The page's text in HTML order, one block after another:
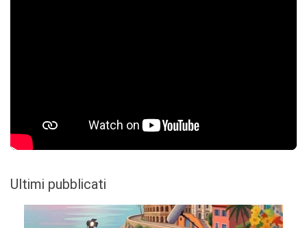
Ultimi pubblicati